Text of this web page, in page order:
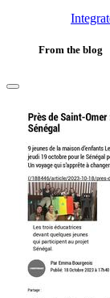
From the blog